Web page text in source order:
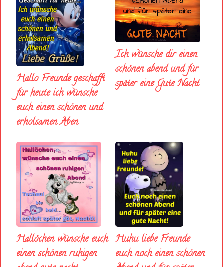
Hallo Freunde geschafft
für heute ich wünsche
euch einen schönen und
erholsamen Aben
Ich wünsche dir einen
schönen abend und fúr
später eine Gute Nacht
Hallöchen wünsche euch
einen schönen ruhigen
Huhu liebe Freunde
euch noch einen schönen